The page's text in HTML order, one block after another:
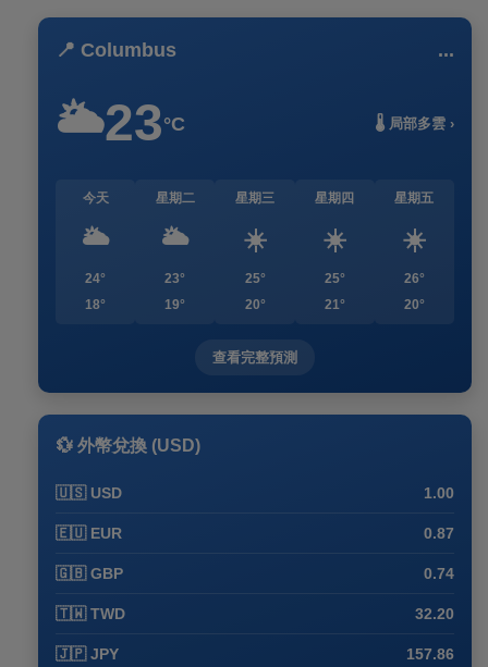
📍 Columbus ...
🌥️23°C 🌡️ 局部多雲 ›
今天
🌥️
24°
18°
星期二
🌥️
23°
19°
星期三
☀️
25°
20°
星期四
☀️
25°
21°
星期五
☀️
26°
20°
查看完整預測
💱 外幣兌換 (USD)
🇺🇸 USD 1.00
🇪🇺 EUR 0.87
🇬🇧 GBP 0.74
🇹🇼 TWD 32.20
🇯🇵 JPY 157.86